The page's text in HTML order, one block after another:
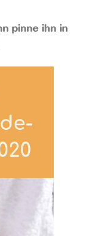
pinne ihn in